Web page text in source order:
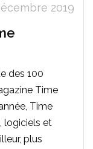
2019
des 100
Time
Time
logiciels et
plus